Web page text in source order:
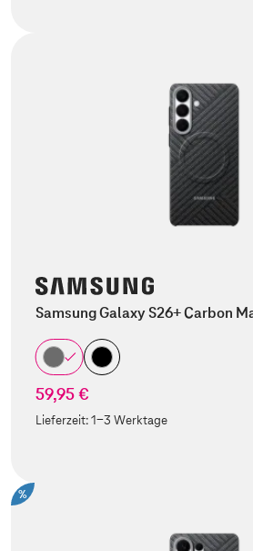
Samsung Galaxy S26+ Carbon
59,95 €
Lieferzeit:1-3 Werktage
%